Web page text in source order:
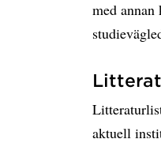
med
aktuell